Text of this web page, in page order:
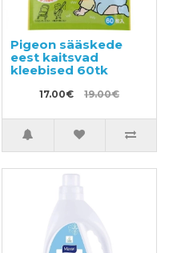
Pigeon sääskede
eest kaitsvad
kleebised 60tk
17.00€ 19.00€